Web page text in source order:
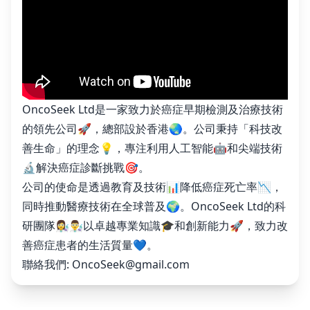
OncoSeek Ltd是一家致力於癌症早期檢測及治療技術
的領先公司🚀，總部設於香港🌏。公司秉持「科技改
善生命」的理念💡，專注利用人工智能🤖和尖端技術
🔬解決癌症診斷挑戰🎯。
公司的使命是透過教育及技術📊降低癌症死亡率📉，
同時推動醫療技術在全球普及🌍。OncoSeek Ltd的科
研團隊👩‍🔬👨‍🔬以卓越專業知識🎓和創新能力🚀，致力改
善癌症患者的生活質量💙。
聯絡我們: OncoSeek@gmail.com